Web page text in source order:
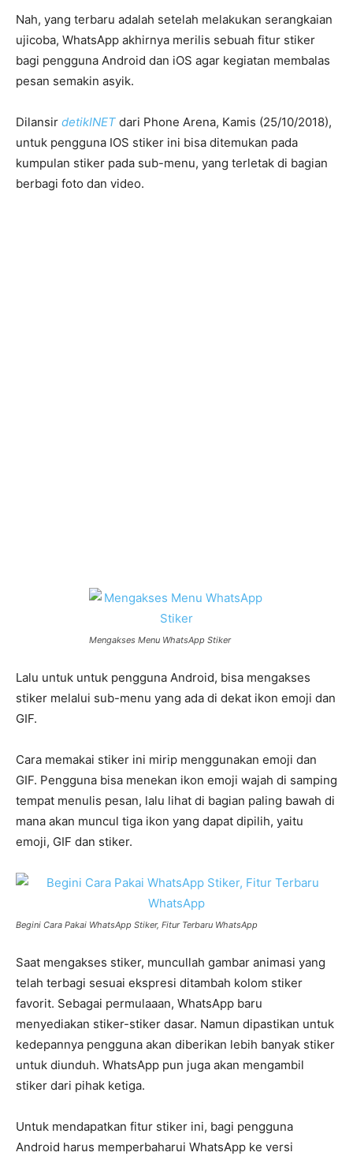
Nah, yang terbaru adalah setelah melakukan serangkaian
ujicoba, WhatsApp akhirnya merilis sebuah fitur stiker
bagi pengguna Android dan iOS agar kegiatan membalas
pesan semakin asyik.
Dilansir detikINET dari Phone Arena, Kamis (25/10/2018),
untuk pengguna IOS stiker ini bisa ditemukan pada
kumpulan stiker pada sub-menu, yang terletak di bagian
berbagi foto dan video.
Mengakses Menu WhatsApp Stiker
Lalu untuk untuk pengguna Android, bisa mengakses
stiker melalui sub-menu yang ada di dekat ikon emoji dan
GIF.
Cara memakai stiker ini mirip menggunakan emoji dan
GIF. Pengguna bisa menekan ikon emoji wajah di samping
tempat menulis pesan, lalu lihat di bagian paling bawah di
mana akan muncul tiga ikon yang dapat dipilih, yaitu
emoji, GIF dan stiker.
Begini Cara Pakai WhatsApp Stiker, Fitur Terbaru WhatsApp
Saat mengakses stiker, muncullah gambar animasi yang
telah terbagi sesuai ekspresi ditambah kolom stiker
favorit. Sebagai permulaaan, WhatsApp baru
menyediakan stiker-stiker dasar. Namun dipastikan untuk
kedepannya pengguna akan diberikan lebih banyak stiker
untuk diunduh. WhatsApp pun juga akan mengambil
stiker dari pihak ketiga.
Untuk mendapatkan fitur stiker ini, bagi pengguna
Android harus memperbaharui WhatsApp ke versi